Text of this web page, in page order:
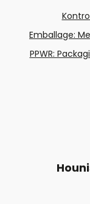
Emballage:
PPWR: